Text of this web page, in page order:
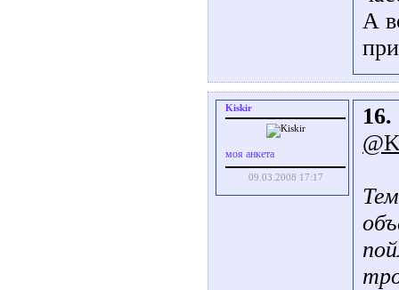
А
Kiskir
моя анкета
09.03.2008 17:17
16.